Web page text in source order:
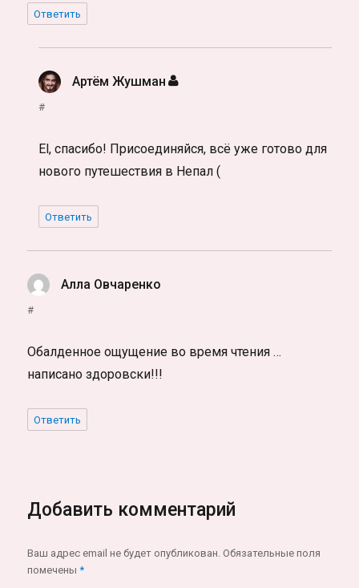
Ответить
Артём Жушман :
#
El, спасибо! Присоединяйся, всё уже готово для
нового путешествия в Непал (
Ответить
Алла Овчаренко
#
Обалденное ощущение во время чтения …
написано здоровски!!!
Ответить
Добавить комментарий
Ваш адрес email не будет опубликован. Обязательные поля
помечены*